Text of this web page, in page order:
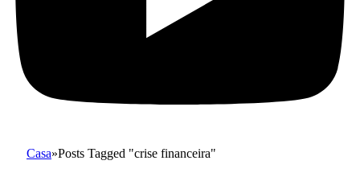
Casa»Posts Tagged "crise financeira"